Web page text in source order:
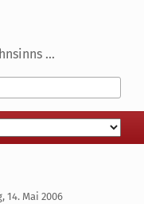
...
14. Mai 2006